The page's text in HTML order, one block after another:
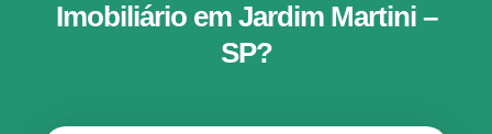
Imobiliário em Jardim Martini –
SP?